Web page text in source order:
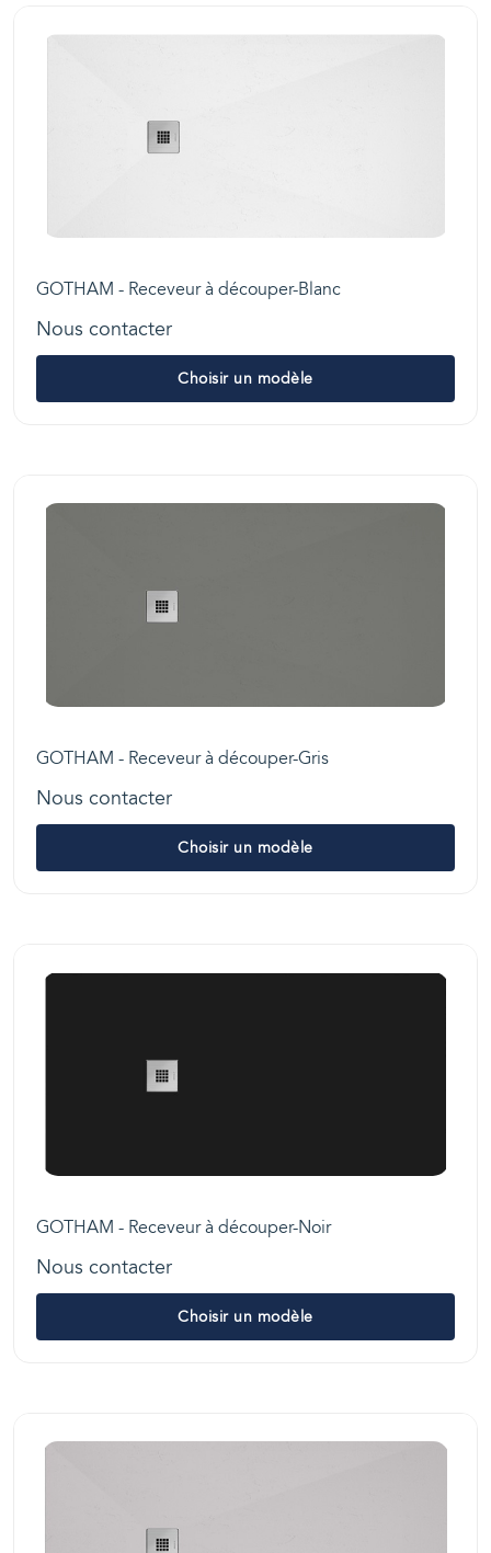
GOTHAM - Receveur à découper-Blanc
Nous contacter
Choisir un modèle
GOTHAM - Receveur à découper-Gris
Nous contacter
Choisir un modèle
GOTHAM - Receveur à découper-Noir
Nous contacter
Choisir un modèle